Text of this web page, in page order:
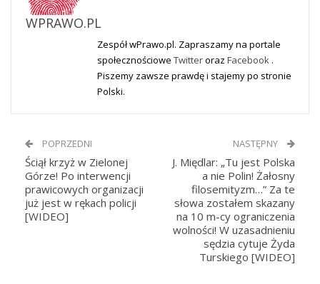
WPRAWO.PL
Zespół wPrawo.pl. Zapraszamy na portale
społecznościowe Twitteroraz Facebook .
Piszemy zawsze prawdę i stajemy po stronie
Polski.
POPRZEDNI
Ściął krzyż w Zielonej
Górze! Po interwencji
prawicowych organizacji
już jest w rękach policji
[WIDEO]
NASTĘPNY
J. Międlar: „Tu jest Polska
a nie Polin! Żałosny
filosemityzm…” Za te
słowa zostałem skazany
na 10 m-cy ograniczenia
wolności! W uzasadnieniu
sędzia cytuje Żyda
Turskiego [WIDEO]